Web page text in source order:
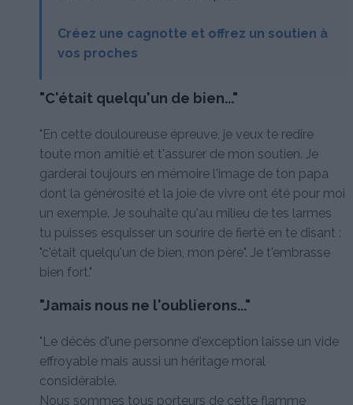
Créez une cagnotte et offrez un soutien à
vos proches
"C'était quelqu'un de bien..."
"En cette douloureuse épreuve, je veux te redire
toute mon amitié et t'assurer de mon soutien. Je
garderai toujours en mémoire l'image de ton papa
dont la générosité et la joie de vivre ont été pour moi
un exemple. Je souhaite qu'au milieu de tes larmes
tu puisses esquisser un sourire de fierté en te disant :
"c'était quelqu'un de bien, mon père". Je t'embrasse
bien fort."
"Jamais nous ne l'oublierons..."
"Le décès d'une personne d'exception laisse un vide
effroyable mais aussi un héritage moral
considérable.
Nous sommes tous porteurs de cette flamme